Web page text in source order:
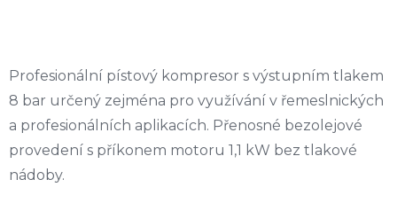
Profesionální pístový kompresor s výstupním tlakem
8 bar určený zejména pro využívání v řemeslnických
a profesionálních aplikacích. Přenosné bezolejové
provedení s příkonem motoru 1,1 kW bez tlakové
nádoby.